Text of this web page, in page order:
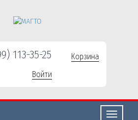
113-35-25
Корзина
Войти
Свернуть/